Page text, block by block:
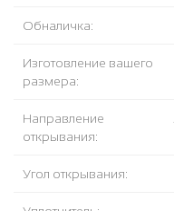
Обналичка:
Изготовление вашего
размера:
Направление
открывания:
Угол открывания: